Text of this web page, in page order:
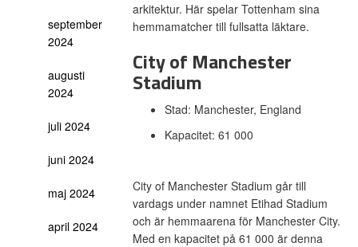
september
2024
augusti
2024
juli 2024
juni 2024
maj 2024
april 2024
arkitektur. Här spelar Tottenham sina
hemmamatcher till fullsatta läktare.
City of Manchester
Stadium
Stad: Manchester, England
Kapacitet: 61 000
City of Manchester Stadium går till
vardags under namnet Etihad Stadium
och är hemmaarena för Manchester City.
Med en kapacitet på 61 000 är denna